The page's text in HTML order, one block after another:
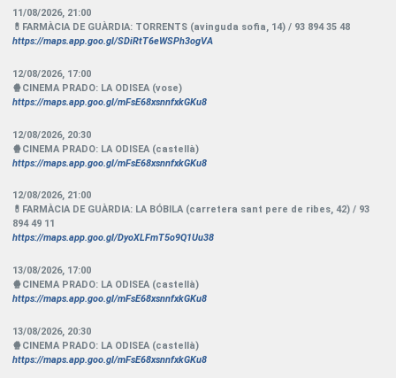
11/08/2026, 21:00
💊FARMÀCIA DE GUÀRDIA: TORRENTS (avinguda sofia, 14) / 93 894 35 48
https://maps.app.goo.gl/SDiRtT6eWSPh3ogVA
12/08/2026, 17:00
🍿CINEMA PRADO: LA ODISEA (vose)
https://maps.app.goo.gl/mFsE68xsnnfxkGKu8
12/08/2026, 20:30
🍿CINEMA PRADO: LA ODISEA (castellà)
https://maps.app.goo.gl/mFsE68xsnnfxkGKu8
12/08/2026, 21:00
💊FARMÀCIA DE GUÀRDIA: LA BÓBILA (carretera sant pere de ribes, 42) / 93
894 49 11
https://maps.app.goo.gl/DyoXLFmT5o9Q1Uu38
13/08/2026, 17:00
🍿CINEMA PRADO: LA ODISEA (castellà)
https://maps.app.goo.gl/mFsE68xsnnfxkGKu8
13/08/2026, 20:30
🍿CINEMA PRADO: LA ODISEA (castellà)
https://maps.app.goo.gl/mFsE68xsnnfxkGKu8